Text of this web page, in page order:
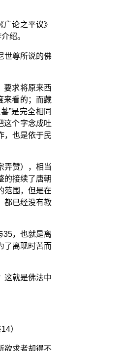
论之平议》
绍。
世尊所说的佛
要求将原来西
来看的；而藏
”是完全相同
这个字念成吐
，也是依于民
弄赞），相当
的接续了唐朝
范围，但是在
都已经没有教
35，也就是离
了离现时苦而
这就是佛法中
）
欲求者却得不